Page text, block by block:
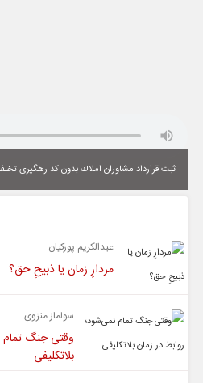
ثبت قرارداد مشاوران املاك بدون كد رهگیری
عبدالکریم پورکیان
مردارِ زمان یا ذبیحِ حق؟
سولماز منزوی
وقتی جنگ تمام
بلاتکلیفی